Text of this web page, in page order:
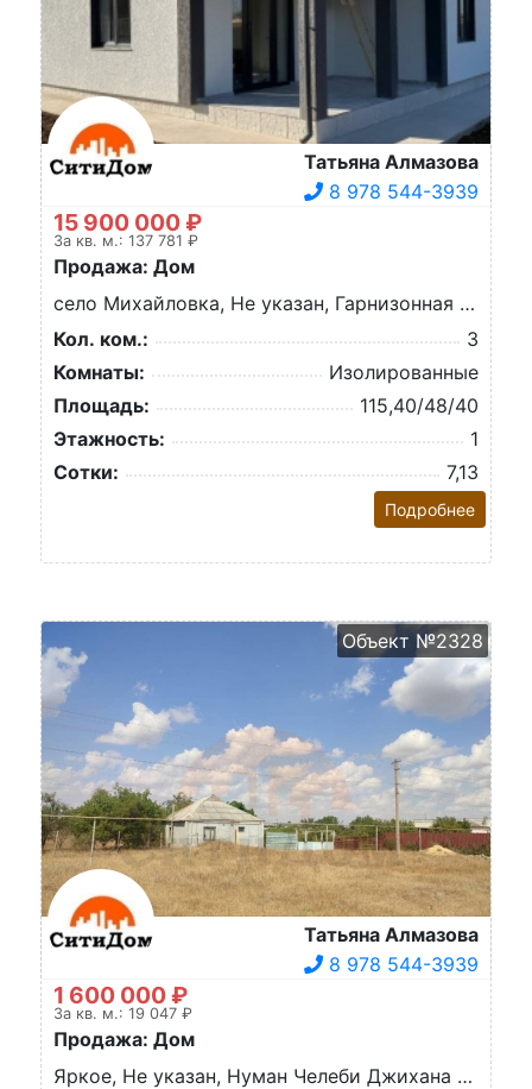
Татьяна Алмазова
8 978 544-3939
15 900 000 ₽
За кв. м.: 137 781 ₽
Продажа: Дом
село Михайловка, Не указан, Гарнизонная ул.
Кол. ком.:
3
Комнаты:
Изолированные
Площадь:
115,40/48/40
Этажность:
1
Сотки:
7,13
Подробнее
Объект №2328
Татьяна Алмазова
8 978 544-3939
1 600 000 ₽
За кв. м.: 19 047 ₽
Продажа: Дом
Яркое, Не указан, Нуман Челеби Джихана ул.